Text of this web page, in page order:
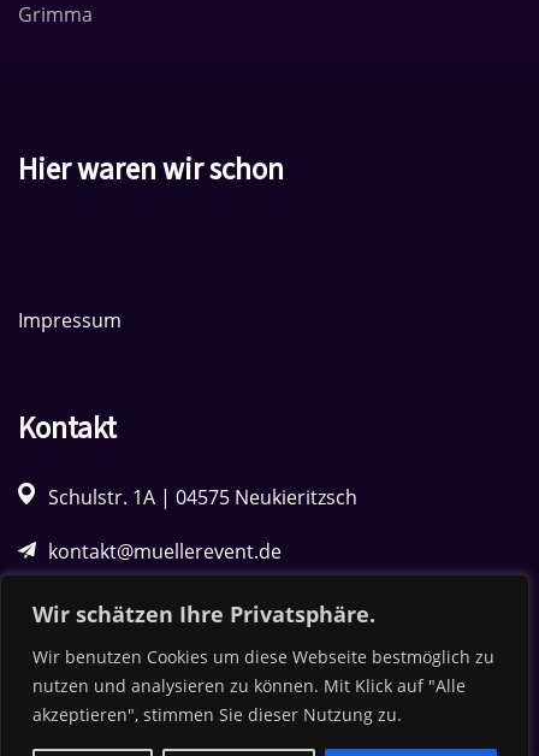
Wir schätzen Ihre Privatsphäre.
Wir benutzen Cookies um diese Webseite bestmöglich zu
nutzen und analysieren zu können. Mit Klick auf "Alle
akzeptieren", stimmen Sie dieser Nutzung zu.
Grimma
Hier waren wir schon
Impressum
Kontakt
Schulstr. 1A | 04575 Neukieritzsch
kontakt@muellerevent.de
034342 50563
0170 5861971